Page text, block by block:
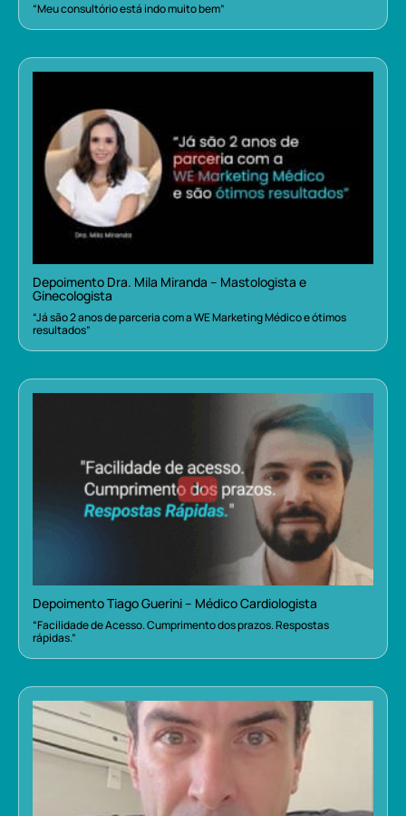
“Meu consultório está indo muito bem”
Depoimento Dra. Mila Miranda – Mastologista e
Ginecologista
“Já são 2 anos de parceria com a WE Marketing Médico e ótimos
resultados”
Depoimento Tiago Guerini – Médico Cardiologista
“Facilidade de Acesso. Cumprimento dos prazos. Respostas
rápidas.”